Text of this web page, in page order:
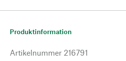
Produktinformation
Artikelnummer 216791